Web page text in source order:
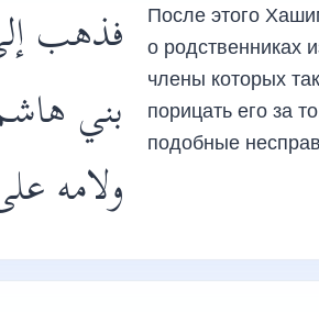
فذهب
بني
ولامه
После этого
о родственниках
члены которых
порицать его за
подобные